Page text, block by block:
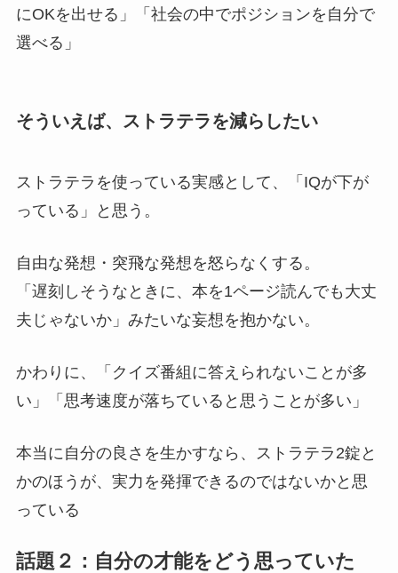
にOKを出せる」「社会の中でポジションを自分で
選べる」
そういえば、ストラテラを減らしたい
ストラテラを使っている実感として、「IQが下が
っている」と思う。
自由な発想・突飛な発想を怒らなくする。
「遅刻しそうなときに、本を1ページ読んでも大丈
夫じゃないか」みたいな妄想を抱かない。
かわりに、「クイズ番組に答えられないことが多
い」「思考速度が落ちていると思うことが多い」
本当に自分の良さを生かすなら、ストラテラ2錠と
かのほうが、実力を発揮できるのではないかと思
っている
話題２：自分の才能をどう思っていた